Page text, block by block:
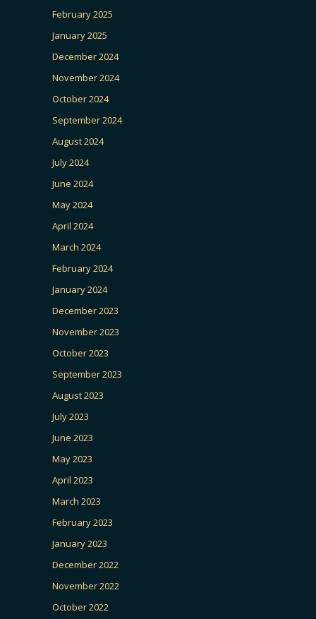
February 2025
January 2025
December 2024
November 2024
October 2024
September 2024
August 2024
July 2024
June 2024
May 2024
April 2024
March 2024
February 2024
January 2024
December 2023
November 2023
October 2023
September 2023
August 2023
July 2023
June 2023
May 2023
April 2023
March 2023
February 2023
January 2023
December 2022
November 2022
October 2022